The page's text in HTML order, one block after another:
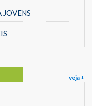
JOVENS
veja +